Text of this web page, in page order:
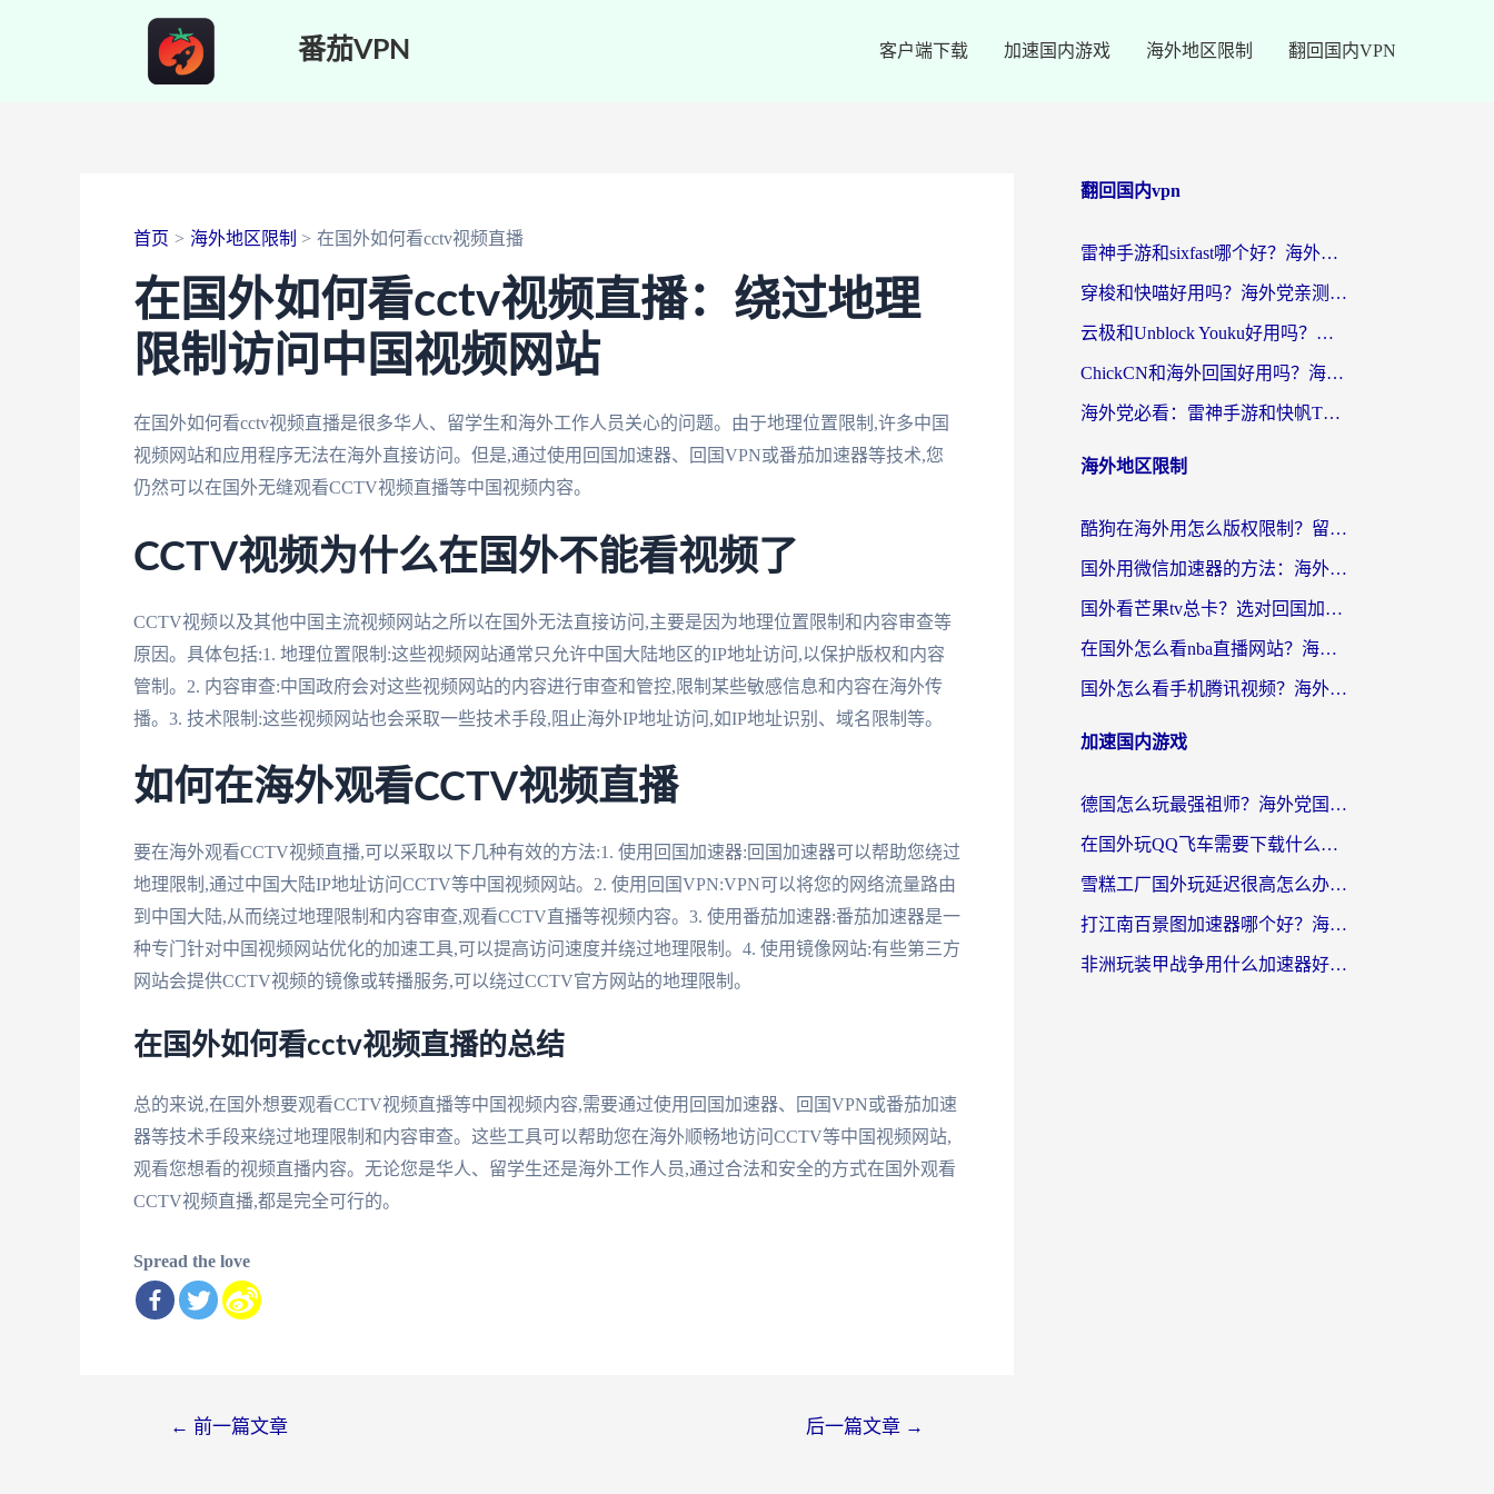
番茄VPN 客户端下载 加速国内游戏 海外地区限制 翻回国内VPN
首页 海外地区限制 在国外如何看cctv视频直播
在国外如何看cctv视频直播：绕过地理
限制访问中国视频网站
在国外如何看cctv视频直播是很多华人、留学生和海外工作人员关心的问题。由于地理位置限制,许多中国
视频网站和应用程序无法在海外直接访问。但是,通过使用回国加速器、回国VPN或番茄加速器等技术,您
仍然可以在国外无缝观看CCTV视频直播等中国视频内容。
CCTV视频为什么在国外不能看视频了
CCTV视频以及其他中国主流视频网站之所以在国外无法直接访问,主要是因为地理位置限制和内容审查等
原因。具体包括:1. 地理位置限制:这些视频网站通常只允许中国大陆地区的IP地址访问,以保护版权和内容
管制。2. 内容审查:中国政府会对这些视频网站的内容进行审查和管控,限制某些敏感信息和内容在海外传
播。3. 技术限制:这些视频网站也会采取一些技术手段,阻止海外IP地址访问,如IP地址识别、域名限制等。
如何在海外观看CCTV视频直播
要在海外观看CCTV视频直播,可以采取以下几种有效的方法:1. 使用回国加速器:回国加速器可以帮助您绕过
地理限制,通过中国大陆IP地址访问CCTV等中国视频网站。2. 使用回国VPN:VPN可以将您的网络流量路由
到中国大陆,从而绕过地理限制和内容审查,观看CCTV直播等视频内容。3. 使用番茄加速器:番茄加速器是一
种专门针对中国视频网站优化的加速工具,可以提高访问速度并绕过地理限制。4. 使用镜像网站:有些第三方
网站会提供CCTV视频的镜像或转播服务,可以绕过CCTV官方网站的地理限制。
在国外如何看cctv视频直播的总结
总的来说,在国外想要观看CCTV视频直播等中国视频内容,需要通过使用回国加速器、回国VPN或番茄加速
器等技术手段来绕过地理限制和内容审查。这些工具可以帮助您在海外顺畅地访问CCTV等中国视频网站,
观看您想看的视频直播内容。无论您是华人、留学生还是海外工作人员,通过合法和安全的方式在国外观看
CCTV视频直播,都是完全可行的。
Spread the love
← 前一篇文章 后一篇文章 →
翻回国内vpn
雷神手游和sixfast哪个好？海外党亲测3款回国加速器，教你选对不踩坑
穿梭和快喵好用吗？海外党亲测：小众加速器对比+番茄加速器深度体验
云极和Unblock Youku好用吗？海外党亲测+2026回国加速器避坑指南
ChickCN和海外回国好用吗？海外党2026亲测：从手游到影音，选对加速器的3个关键
海外党必看：雷神手游和快帆TV版好用吗？3步选对回国加速器不踩坑
海外地区限制
酷狗在海外用怎么版权限制？留学生亲测：3步解决听国内音乐难题
国外用微信加速器的方法：海外党无缝连接国内生活的实用指南
国外看芒果tv总卡？选对回国加速器，轻松追《浪姐》不费劲
在国外怎么看nba直播网站？海外党专属体育观赛指南，告别地区限制！
国外怎么看手机腾讯视频？海外党亲测有效的追剧加速器选择指南
加速国内游戏
德国怎么玩最强祖师？海外党国服游戏加速器选择全攻略（附宝可梦Online实测）
在国外玩QQ飞车需要下载什么加速器呢？海外党亲测有效的国服游戏加速指南
雪糕工厂国外玩延迟很高怎么办？海外玩家国服游戏加速终极攻略（附实测推荐）
打江南百景图加速器哪个好？海外党踩坑N次后，终于找到不卡的秘诀
非洲玩装甲战争用什么加速器好？海外党亲测有效的国服游戏加速方案